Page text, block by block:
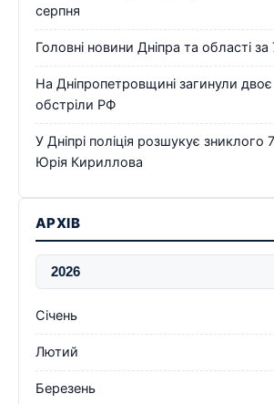
серпня
Головні новини Дніпра та області за
На Дніпропетровщині загинули
обстріли РФ
У Дніпрі поліція розшукує зниклого
Юрія Кириллова
АРХІВ
Січень
Лютий
Березень